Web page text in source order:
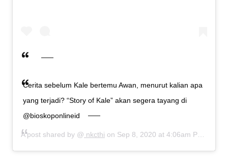
Cerita sebelum Kale bertemu Awan, menurut kalian apa
yang terjadi? “Story of Kale” akan segera tayang di
@bioskoponlineid
A post shared by @ nkcthi on Sep 8, 2020 at 4:06am PDT